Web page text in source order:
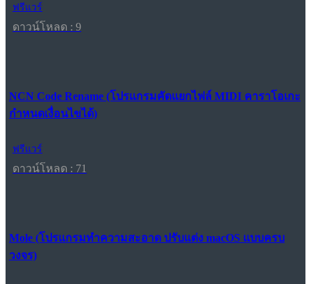
ฟรีแวร์
ดาวน์โหลด : 9
NCN Code Rename (โปรแกรมคัดแยกไฟล์ MIDI คาราโอเกะ
กำหนดเงื่อนไขได้)
ฟรีแวร์
ดาวน์โหลด : 71
Mole (โปรแกรมทำความสะอาด ปรับแต่ง macOS แบบครบ
วงจร)